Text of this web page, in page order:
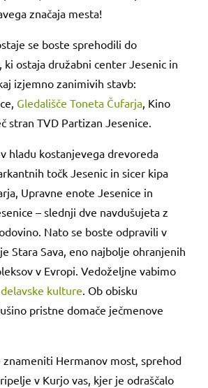
značaja mesta!
se boste sprehodili do
ki ostaja družabni center Jesenic in
izjemno zanimivih stavb:
Gledališče Toneta Čufarja, Kino
stran TVD Partizan Jesenice.
hladu kostanjevega drevoreda
točk Jesenic in sicer kipa
Upravne enote Jesenice in
– slednji dve navdušujeta z
Nato se boste odpravili v
Stara Sava, eno najbolje ohranjenih
v Evropi. Vedoželjne vabimo
kulture. Ob obisku
pristne domače ječmenove
znameniti Hermanov most, sprehod
v Kurjo vas, kjer je odraščalo